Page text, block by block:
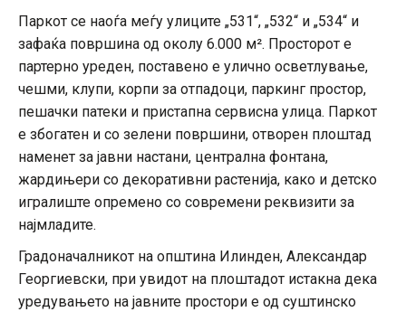
Паркот се наоѓа меѓу улиците „531“, „532“ и „534“ и
зафаќа површина од околу 6.000 м². Просторот е
партерно уреден, поставено е улично осветлување,
чешми, клупи, корпи за отпадоци, паркинг простор,
пешачки патеки и пристапна сервисна улица. Паркот
е збогатен и со зелени површини, отворен плоштад
наменет за јавни настани, централна фонтана,
жардињери со декоративни растенија, како и детско
игралиште опремено со современи реквизити за
најмладите.
Градоначалникот на општина Илинден, Александар
Георгиевски, при увидот на плоштадот истакна дека
уредувањето на јавните простори е од суштинско